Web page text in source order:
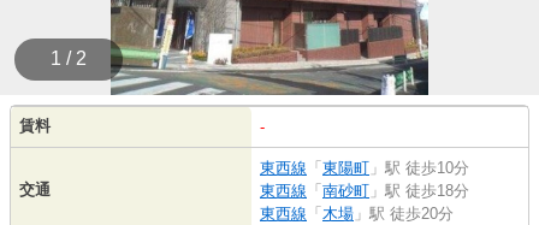
1 / 2
賃料 -
交通
東西線 「 東陽町 」駅 徒歩10分
東西線 「 南砂町 」駅 徒歩18分
東西線 「 木場 」駅 徒歩20分